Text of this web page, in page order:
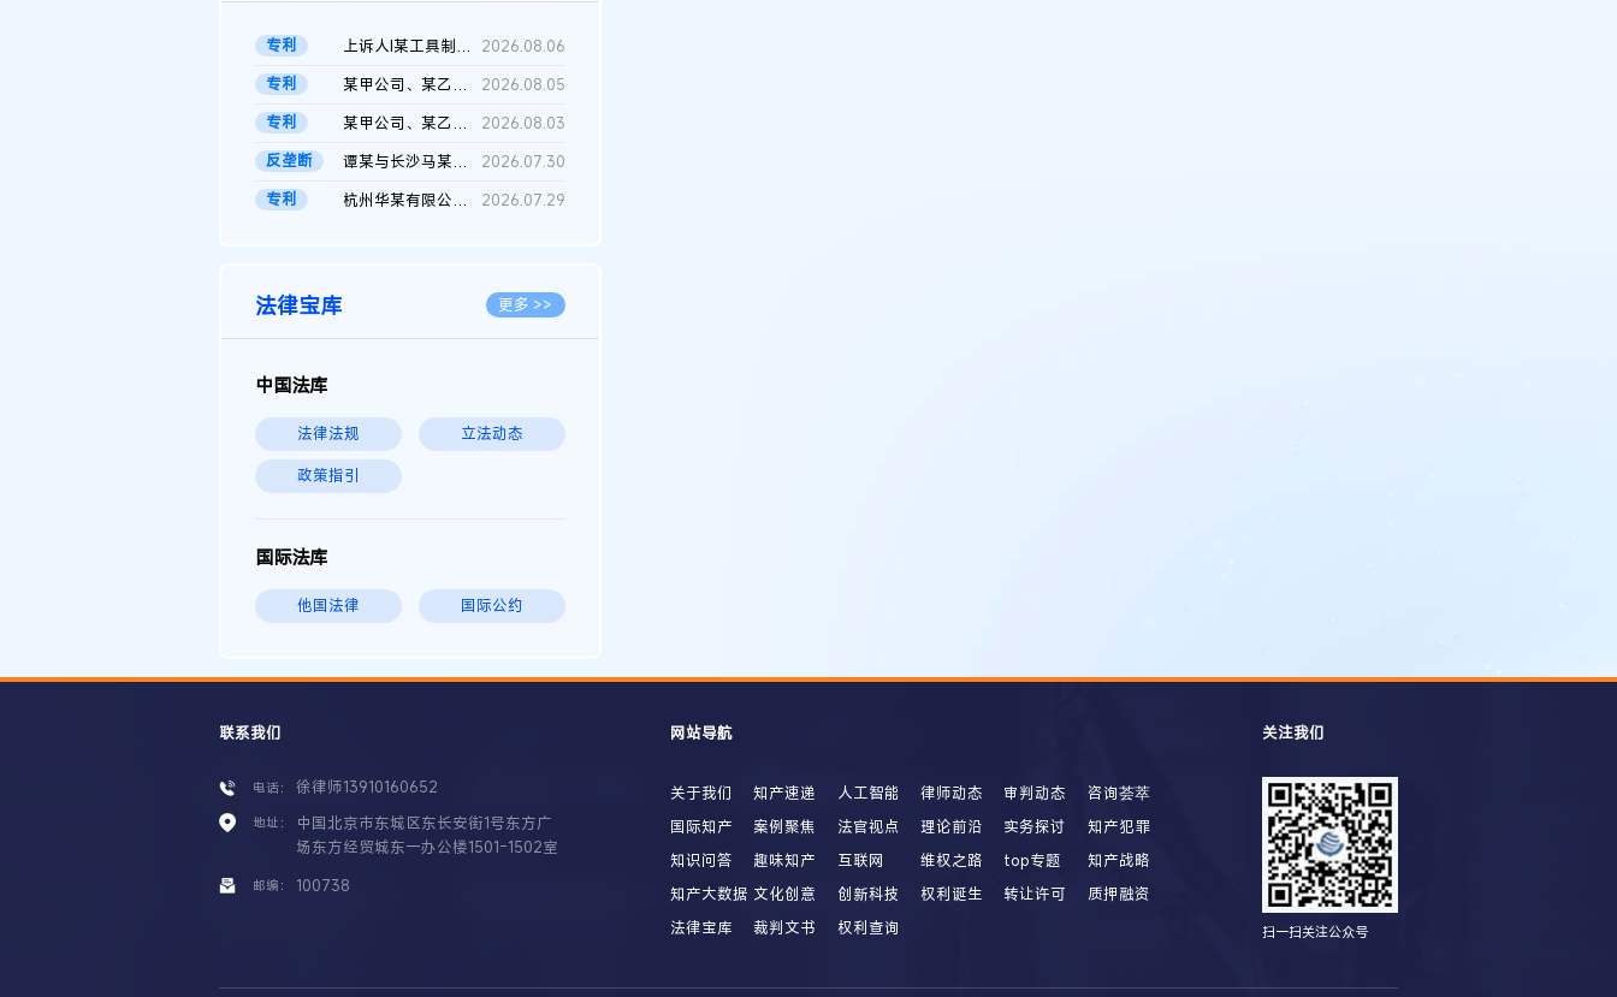
专利 上诉人I某工具制品有限公司与被上诉人程某及一审被告中华人民共和...
2026.08.06
专利
某甲公司、某乙公司、某丙公司申请诉前行为保全复议裁定书
2026.08.05
专利
某甲公司、某乙公司、官某与某丙公司专利申请权权属纠纷 二审判决...
2026.08.03
反垄断
谭某与长沙马某堆农产品股份有限公司滥用市场支配地位纠纷二审裁...
2026.07.30
专利
杭州华某有限公司与菲某有限公司侵害发明专利权纠纷 2026.07.29
法律宝库 更多 >>
中国法库
法律法规 立法动态
政策指引
国际法库
他国法律 国际公约
联系我们
电话： 徐律师13910160652
地址：
中国北京市东城区东长安街1号东方广
场东方经贸城东一办公楼1501-1502室
邮编： 100738
网站导航
关于我们 知产速递 人工智能 律师动态 审判动态
咨询荟萃
国际知产
案例聚焦 法官视点 理论前沿 实务探讨
知产犯罪
知识问答
趣味知产 互联网 维权之路 top专题
知产战略
知产大数据 文化创意 创新科技 权利诞生 转让许可
质押融资
法律宝库
裁判文书 权利查询
关注我们
扫一扫关注公众号